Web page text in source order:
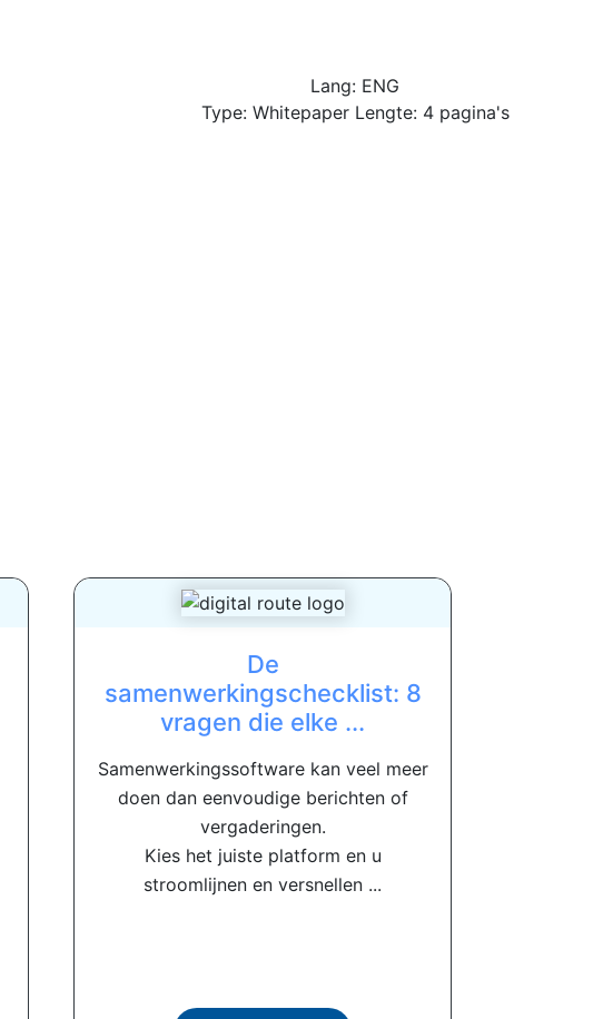
Lang: ENG
Type: Whitepaper Lengte: 4 pagina's
De
samenwerkingschecklist: 8
vragen die elke ...
Samenwerkingssoftware kan veel meer
doen dan eenvoudige berichten of
vergaderingen.
Kies het juiste platform en u
stroomlijnen en versnellen ...